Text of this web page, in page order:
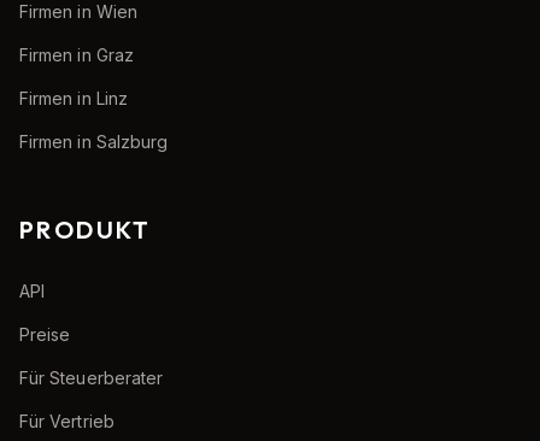
Firmen in Wien
Firmen in Graz
Firmen in Linz
Firmen in Salzburg
PRODUKT
API
Preise
Für Steuerberater
Für Vertrieb